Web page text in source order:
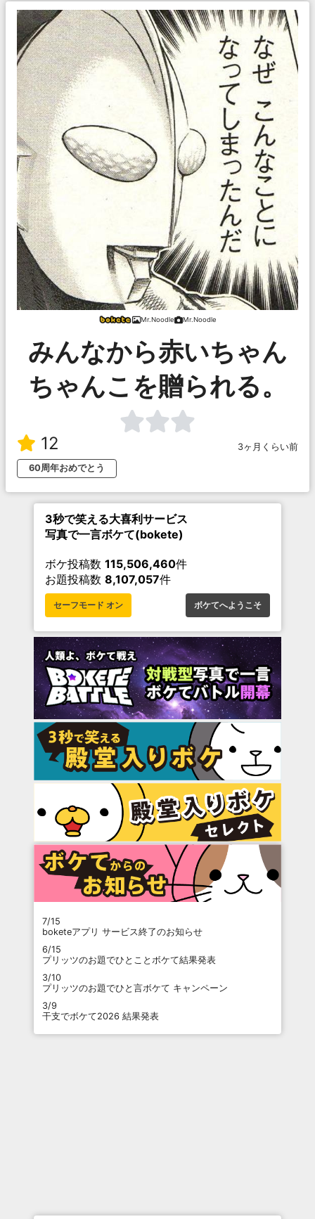
Mr.Noodle Mr.Noodle
みんなから赤いちゃん
ちゃんこを贈られる。
12
3ヶ月くらい前
60周年おめでとう
3秒で笑える大喜利サービス
写真で一言ボケて(bokete)
ボケ投稿数 115,506,460件
お題投稿数 8,107,057件
セーフモード オン ボケてへようこそ
7/15
boketeアプリ サービス終了のお知らせ
6/15
プリッツのお題でひとことボケて結果発表
3/10
プリッツのお題でひと言ボケて キャンペーン
3/9
干支でボケて2026 結果発表